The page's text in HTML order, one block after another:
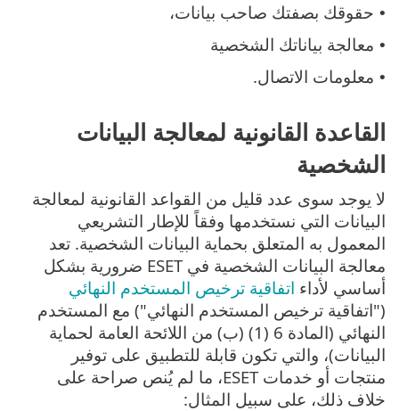
• حقوقك بصفتك صاحب بيانات،
• معالجة بياناتك الشخصية
• معلومات الاتصال.
القاعدة القانونية لمعالجة البيانات
الشخصية
لا يوجد سوى عدد قليل من القواعد القانونية لمعالجة
البيانات التي نستخدمها وفقاً للإطار التشريعي
المعمول به المتعلق بحماية البيانات الشخصية. تعد
معالجة البيانات الشخصية في ESET ضرورية بشكل
أساسي لأداء اتفاقية ترخيص المستخدم النهائي
("اتفاقية ترخيص المستخدم النهائي") مع المستخدم
النهائي (المادة 6 (1) (ب) من اللائحة العامة لحماية
البيانات)، والتي تكون قابلة للتطبيق على توفير
منتجات أو خدمات ESET، ما لم يُنص صراحة على
خلاف ذلك، على سبيل المثال: